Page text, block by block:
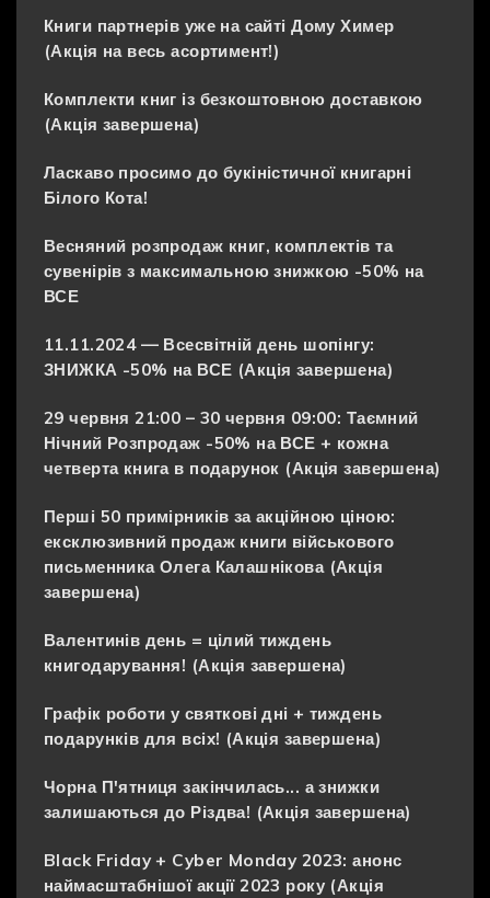
Книги партнерів уже на сайті Дому Химер
(Акція на весь асортимент!)
Комплекти книг із безкоштовною доставкою
(Акція завершена)
Ласкаво просимо до букіністичної книгарні
Білого Кота!
Весняний розпродаж книг, комплектів та
сувенірів з максимальною знижкою -50% на
ВСЕ
11.11.2024 — Всесвітній день шопінгу:
ЗНИЖКА -50% на ВСЕ (Акція завершена)
29 червня 21:00 – 30 червня 09:00: Таємний
Нічний Розпродаж -50% на ВСЕ + кожна
четверта книга в подарунок (Акція завершена)
Перші 50 примірників за акційною ціною:
ексклюзивний продаж книги військового
письменника Олега Калашнікова (Акція
завершена)
Валентинів день = цілий тиждень
книгодарування! (Акція завершена)
Графік роботи у святкові дні + тиждень
подарунків для всіх! (Акція завершена)
Чорна П'ятниця закінчилась... а знижки
залишаються до Різдва! (Акція завершена)
Black Friday + Cyber Monday 2023: анонс
наймасштабнішої акції 2023 року (Акція